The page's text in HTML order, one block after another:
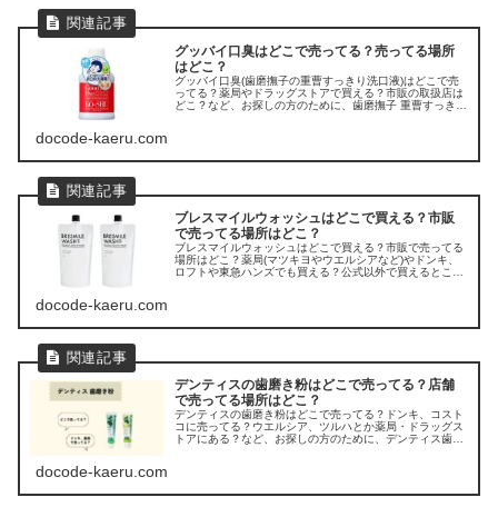
グッバイ口臭はどこで売ってる？売ってる場所
はどこ？
グッバイ口臭(歯磨撫子の重曹すっきり洗口液)はどこで売
ってる？薬局やドラッグストアで買える？市販の取扱店は
どこ？など、お探しの方のために、歯磨撫子 重曹すっきり
docode-kaeru.com
ブレスマイルウォッシュはどこで買える？市販
で売ってる場所はどこ？
ブレスマイルウォッシュはどこで買える？市販で売ってる
場所はどこ？薬局(マツキヨやウエルシアなど)やドンキ、
ロフトや東急ハンズでも買える？公式以外で買えるところ
docode-kaeru.com
デンティスの歯磨き粉はどこで売ってる？店舗
で売ってる場所はどこ？
デンティスの歯磨き粉はどこで売ってる？ドンキ、コスト
コに売ってる？ウエルシア、ツルハとか薬局・ドラッグス
トアにある？など、お探しの方のために、デンティス歯磨
docode-kaeru.com